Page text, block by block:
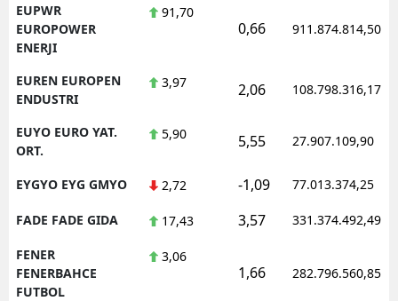
EUPWR
EUROPOWER
ENERJI
91,70
0,66 911.874.814,50
EUREN EUROPEN
ENDUSTRI
3,97 2,06 108.798.316,17
EUYO EURO YAT.
ORT.
5,90 5,55 27.907.109,90
EYGYO EYG GMYO 2,72 -1,09 77.013.374,25
FADE FADE GIDA 17,43 3,57 331.374.492,49
FENER
FENERBAHCE
FUTBOL
3,06
1,66 282.796.560,85